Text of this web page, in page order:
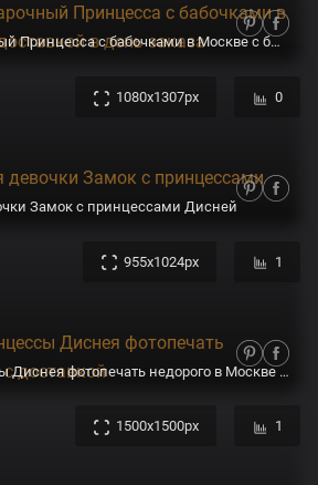
Купить Торт Подарочный Принцесса с бабочками в Москве с быстрой доставкой в день заказа
1080x1307px 0
Замок с принцессами Дисней
955x1024px 1
Купить Торт Принцессы Диснея фотопечать недорого в Москве с доставкой
1500x1500px 1